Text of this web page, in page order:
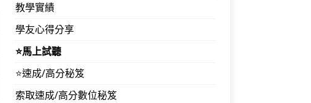
教學實績
學友心得分享
⭐️馬上試聽
⭐️速成/高分秘笈
索取速成/高分數位秘笈